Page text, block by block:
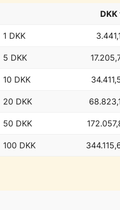
DKK
1 DKK
5 DKK
10 DKK
20 DKK
50 DKK
100 DKK